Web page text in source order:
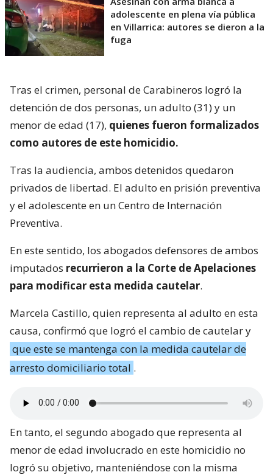
adolescente en plena vía pública
en Villarrica: autores se dieron a la
fuga
Tras el crimen, personal de Carabineros logró la
detención de dos personas, un adulto (31) y un
menor de edad (17), quienes fueron formalizados
como autores de este homicidio.
Tras la audiencia, ambos detenidos quedaron
privados de libertad. El adulto en prisión preventiva
y el adolescente en un Centro de Internación
Preventiva.
En este sentido, los abogados defensores de ambos
imputados recurrieron a la Corte de Apelaciones
para modificar esta medida cautelar.
Marcela Castillo, quien representa al adulto en esta
causa, confirmó que logró el cambio de cautelar y
que este se mantenga con la medida cautelar de
arresto domiciliario total .
En tanto, el segundo abogado que representa al
menor de edad involucrado en este homicidio no
logró su objetivo, manteniéndose con la misma